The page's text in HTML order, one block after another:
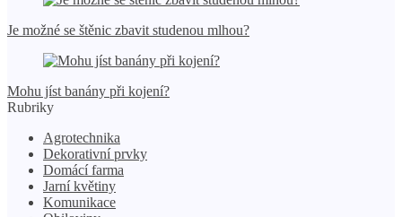
Je možné se štěnic zbavit studenou mlhou?
Mohu jíst banány při kojení?
Rubriky
Agrotechnika
Dekorativní prvky
Domácí farma
Jarní květiny
Komunikace